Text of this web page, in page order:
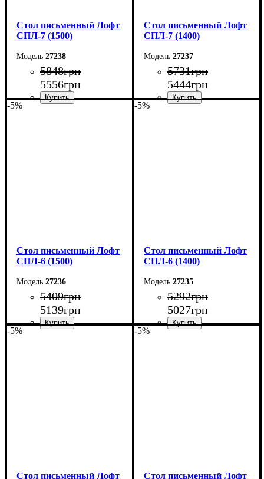
Стол письменный Лофт
СПЛ-7 (1500)
27238
5848грн
5556грн
Стол письменный Лофт
СПЛ-7 (1400)
27237
5731грн
5444грн
-5%
Стол письменный Лофт
СПЛ-6 (1500)
27236
5409грн
5139грн
-5%
Стол письменный Лофт
СПЛ-6 (1400)
27235
5292грн
5027грн
-5%
Стол письменный Лофт
-5%
Стол письменный Лофт